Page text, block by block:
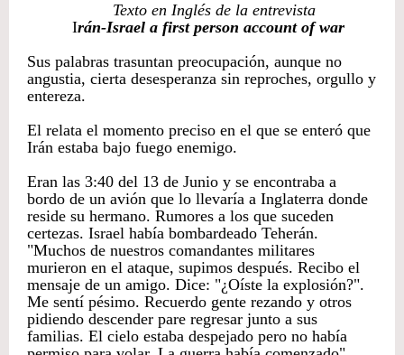
Texto en Inglés de la entrevista
Irán-Israel a first person account of war
Sus palabras trasuntan preocupación, aunque no
angustia, cierta desesperanza sin reproches, orgullo y
entereza.
El relata el momento preciso en el que se enteró que
Irán estaba bajo fuego enemigo.
Eran las 3:40 del 13 de Junio y se encontraba a
bordo de un avión que lo llevaría a Inglaterra donde
reside su hermano. Rumores a los que suceden
certezas. Israel había bombardeado Teherán.
"Muchos de nuestros comandantes militares
murieron en el ataque, supimos después. Recibo el
mensaje de un amigo. Dice: "¿Oíste la explosión?".
Me sentí pésimo. Recuerdo gente rezando y otros
pidiendo descender pare regresar junto a sus
familias. El cielo estaba despejado pero no había